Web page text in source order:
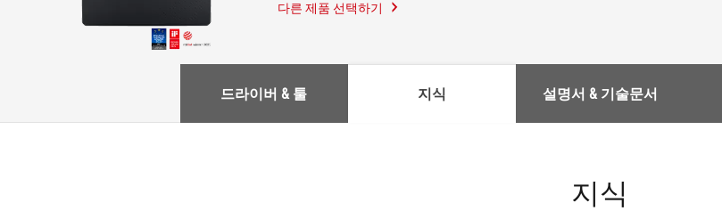
다른 제품 선택하기
드라이버 & 툴 지식 설명서 & 기술문서
지식